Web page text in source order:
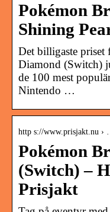
Pokémon
Shining
Det billigaste
Diamond (Switch)
de 100 mest
Nintendo …
http s://www.prisjakt.nu ›
Pokémon
(Switch) –
Prisjakt